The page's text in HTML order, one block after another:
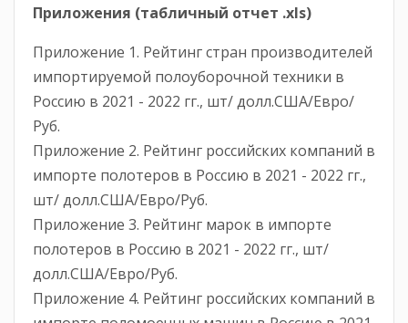
Приложения (табличный отчет .xls)
Приложение 1. Рейтинг стран производителей
импортируемой полоуборочной техники в
Россию в 2021 - 2022 гг., шт/ долл.США/Евро/
Руб.
Приложение 2. Рейтинг российских компаний в
импорте полотеров в Россию в 2021 - 2022 гг.,
шт/ долл.США/Евро/Руб.
Приложение 3. Рейтинг марок в импорте
полотеров в Россию в 2021 - 2022 гг., шт/
долл.США/Евро/Руб.
Приложение 4. Рейтинг российских компаний в